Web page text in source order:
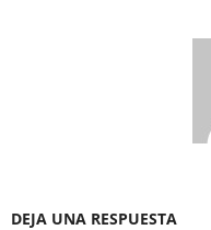
DEJA UNA RESPUESTA